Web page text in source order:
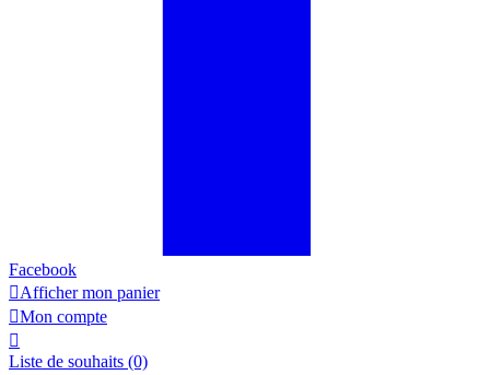
Facebook
Afficher mon panier
Mon compte

Liste de souhaits (0)